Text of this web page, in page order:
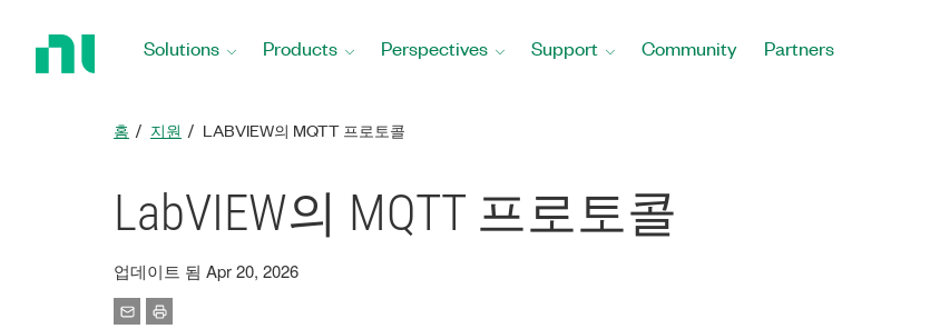
Solutions Products Perspectives Support Community Partners
홈 지원 LABVIEW의 MQTT 프로토콜
LabVIEW의 MQTT 프로토콜
업데이트 됨 Apr 20, 2026